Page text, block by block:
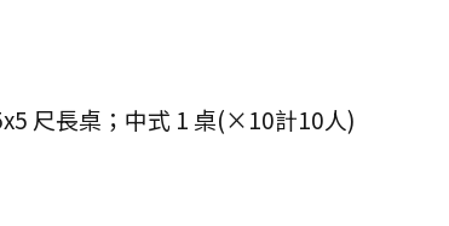
尺長桌；中式 1 桌(×10計10人)